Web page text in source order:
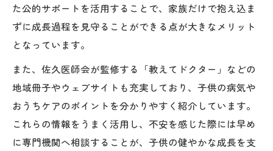
た公的サポートを活用することで、家族だけで抱え込ま
ずに成長過程を見守ることができる点が大きなメリット
となっています。
また、佐久医師会が監修する「教えてドクター」などの
地域冊子やウェブサイトも充実しており、子供の病気や
おうちケアのポイントを分かりやすく紹介しています。
これらの情報をうまく活用し、不安を感じた際には早め
に専門機関へ相談することが、子供の健やかな成長を支